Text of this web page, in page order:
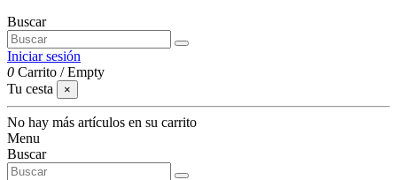
Buscar
Iniciar sesión
0 Carrito /Empty
Tu cesta
×
No hay más artículos en su carrito
Menu
Buscar